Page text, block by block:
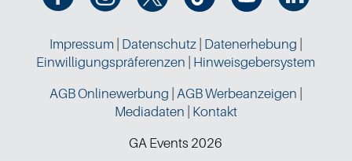
Impressum Datenschutz| Datenerhebung
Einwilligungspräferenzen Hinweisgebersystem
AGB Onlinewerbung AGB Werbeanzeigen
Mediadaten Kontakt
GA Events 2026